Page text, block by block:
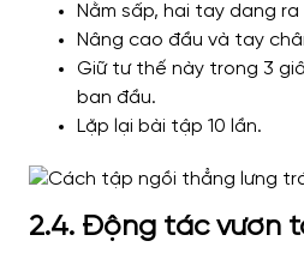
Nằm sấp, hai tay dang
Nâng cao đầu và tay
Giữ tư thế này trong 3
ban đầu.
Lặp lại bài tập 10 lần.
2.4. Động tác vươn